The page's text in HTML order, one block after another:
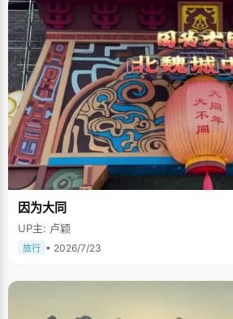
因为大同
UP主: 卢颖
旅行 • 2026/7/23